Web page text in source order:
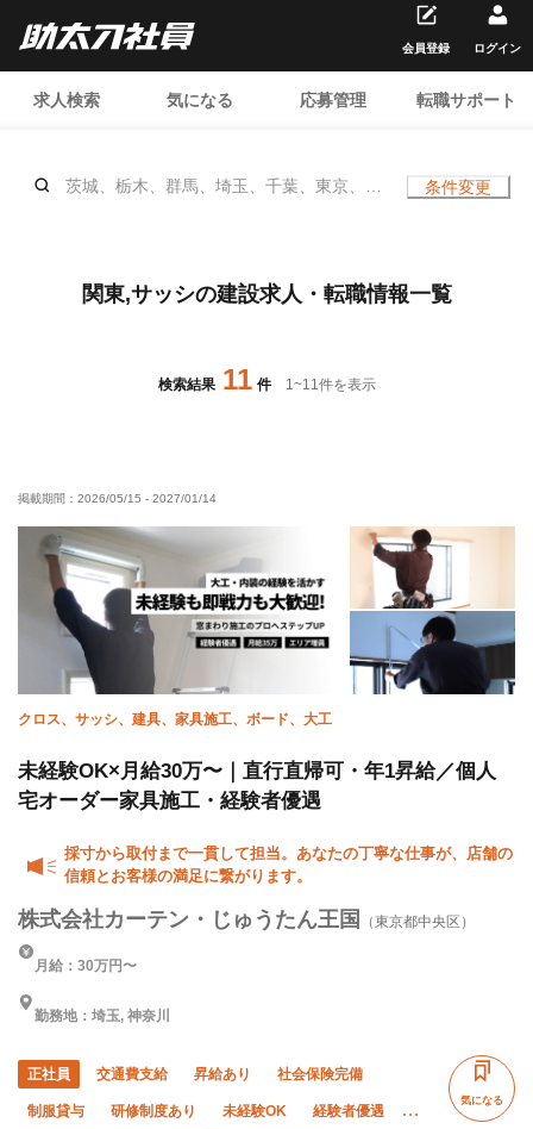
求人検索 気になる 応募管理 転職サポート
会員登録 ログイン
茨城、栃木、群馬、埼玉、千葉、東京、神
条件変更
関東,サッシの建設求人・転職情報一覧
検索結果 11 件 1~11件を表示
掲載期間： 2026/05/15 - 2027/01/14
クロス、サッシ、建具、家具施工、ボード、大工
未経験OK×月給30万〜｜直行直帰可・年1昇給／個人
宅オーダー家具施工・経験者優遇
採寸から取付まで一貫して担当。あなたの丁寧な仕事が、店舗の
信頼とお客様の満足に繋がります。
株式会社カーテン・じゅうたん王国 （東京都中央区）
月給：30万円〜
勤務地：埼玉, 神奈川
正社員 交通費支給 昇給あり 社会保険完備
制服貸与 研修制度あり 未経験OK 経験者優遇
気になる